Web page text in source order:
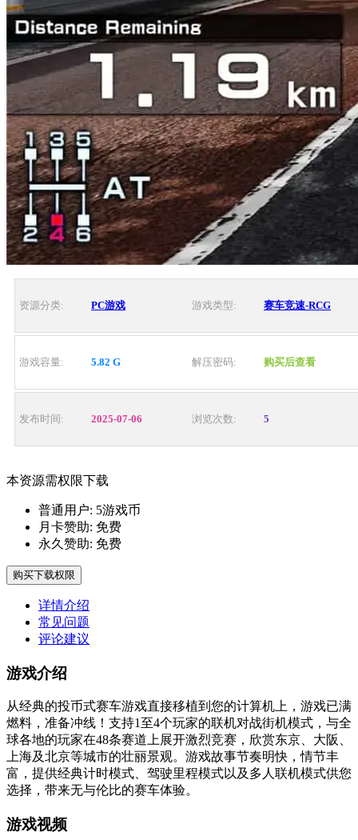
资源分类: PC游戏 游戏类型: 赛车竞速-RCG
游戏容量: 5.82 G 解压密码: 购买后查看
发布时间: 2025-07-06 浏览次数: 5
本资源需权限下载
普通用户: 5游戏币
月卡赞助: 免费
永久赞助: 免费
购买下载权限
详情介绍
常见问题
评论建议
游戏介绍
从经典的投币式赛车游戏直接移植到您的计算机上，游戏已满
燃料，准备冲线！支持1至4个玩家的联机对战街机模式，与全
球各地的玩家在48条赛道上展开激烈竞赛，欣赏东京、大阪、
上海及北京等城市的壮丽景观。游戏故事节奏明快，情节丰
富，提供经典计时模式、驾驶里程模式以及多人联机模式供您
选择，带来无与伦比的赛车体验。
游戏视频